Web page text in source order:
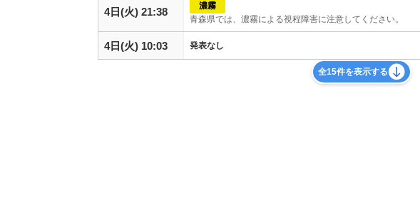
4日(火) 21:38
濃霧
青森県では、濃霧による視程障害に注意してください。
4日(火) 10:03 発表なし
全15件を表示する